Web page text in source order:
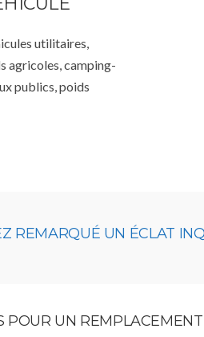
utilitaires,
agricoles, camping-
publics, poids
REMARQUÉ UN ÉCLAT
UN